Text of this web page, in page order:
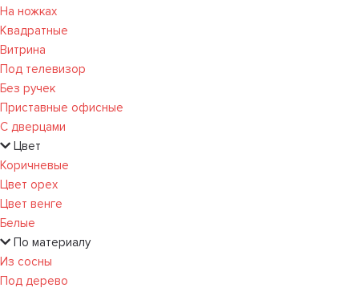
На ножках
Квадратные
Витрина
Под телевизор
Без ручек
Приставные офисные
С дверцами
Цвет
Коричневые
Цвет орех
Цвет венге
Белые
По материалу
Из сосны
Под дерево